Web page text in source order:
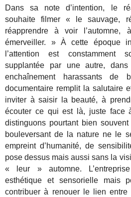
Dans sa note d’intention, le
souhaite filmer « le sauvage,
réapprendre à voir l’automne,
émerveiller. » À cette époque
l’attention est constamment
supplantée par une autre,
enchaînement harassants de
documentaire remplit la salutaire
inviter à saisir la beauté, à
écouter ce qui est là, juste face
distinguons pourtant bien
bouleversant de la nature ne le
empreint d’humanité, de
pose dessus mais aussi sans la
« leur » automne.
esthétique et sensorielle mais
contribuer à renouer le lien entre